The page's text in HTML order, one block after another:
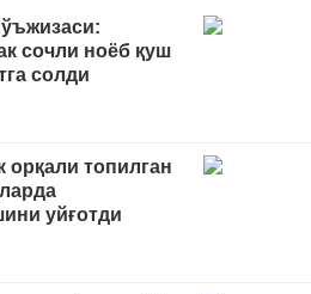
сочли ноёб қуш
солди
орқали топилган
уйғотди